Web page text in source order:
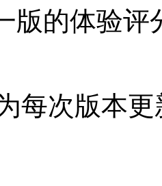
版的体验评
每次版本